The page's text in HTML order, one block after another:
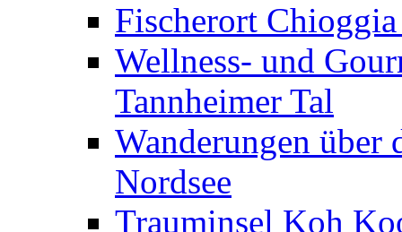
Fischerort
Wellness- und
Tannheimer Tal
Wanderungen über
Nordsee
Trauminsel Koh